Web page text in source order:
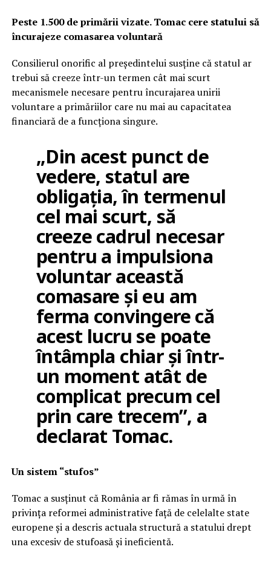
Peste 1.500 de primării vizate. Tomac cere statului să
încurajeze comasarea voluntară
Consilierul onorific al președintelui susține că statul ar
trebui să creeze într-un termen cât mai scurt
mecanismele necesare pentru încurajarea unirii
voluntare a primăriilor care nu mai au capacitatea
financiară de a funcționa singure.
„Din acest punct de
vedere, statul are
obligația, în termenul
cel mai scurt, să
creeze cadrul necesar
pentru a impulsiona
voluntar această
comasare și eu am
ferma convingere că
acest lucru se poate
întâmpla chiar și într-
un moment atât de
complicat precum cel
prin care trecem”, a
declarat Tomac.
Un sistem “stufos”
Tomac a susținut că România ar fi rămas în urmă în
privința reformei administrative față de celelalte state
europene și a descris actuala structură a statului drept
una excesiv de stufoasă și ineficientă.